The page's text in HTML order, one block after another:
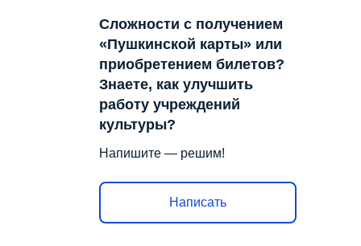
Сложности с получением
«Пушкинской карты» или
приобретением билетов?
Знаете, как улучшить
работу учреждений
культуры?
Напишите — решим!
Написать